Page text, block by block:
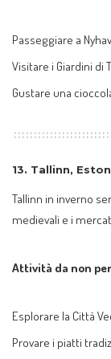
Passeggiare a
Visitare i Giardini di
Gustare una
13. Tallinn,
Tallinn in inverno
medievali e i
Attività da non
Esplorare la Città
Provare i piatti